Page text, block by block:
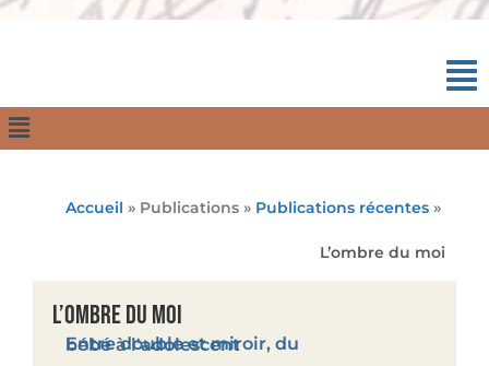
Accueil » Publications » Publications récentes »
L’ombre du moi
L’ombre du moi
Entre double et miroir, du bébé à l'adolescent